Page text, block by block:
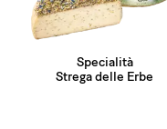
Specialità
Strega delle Erbe